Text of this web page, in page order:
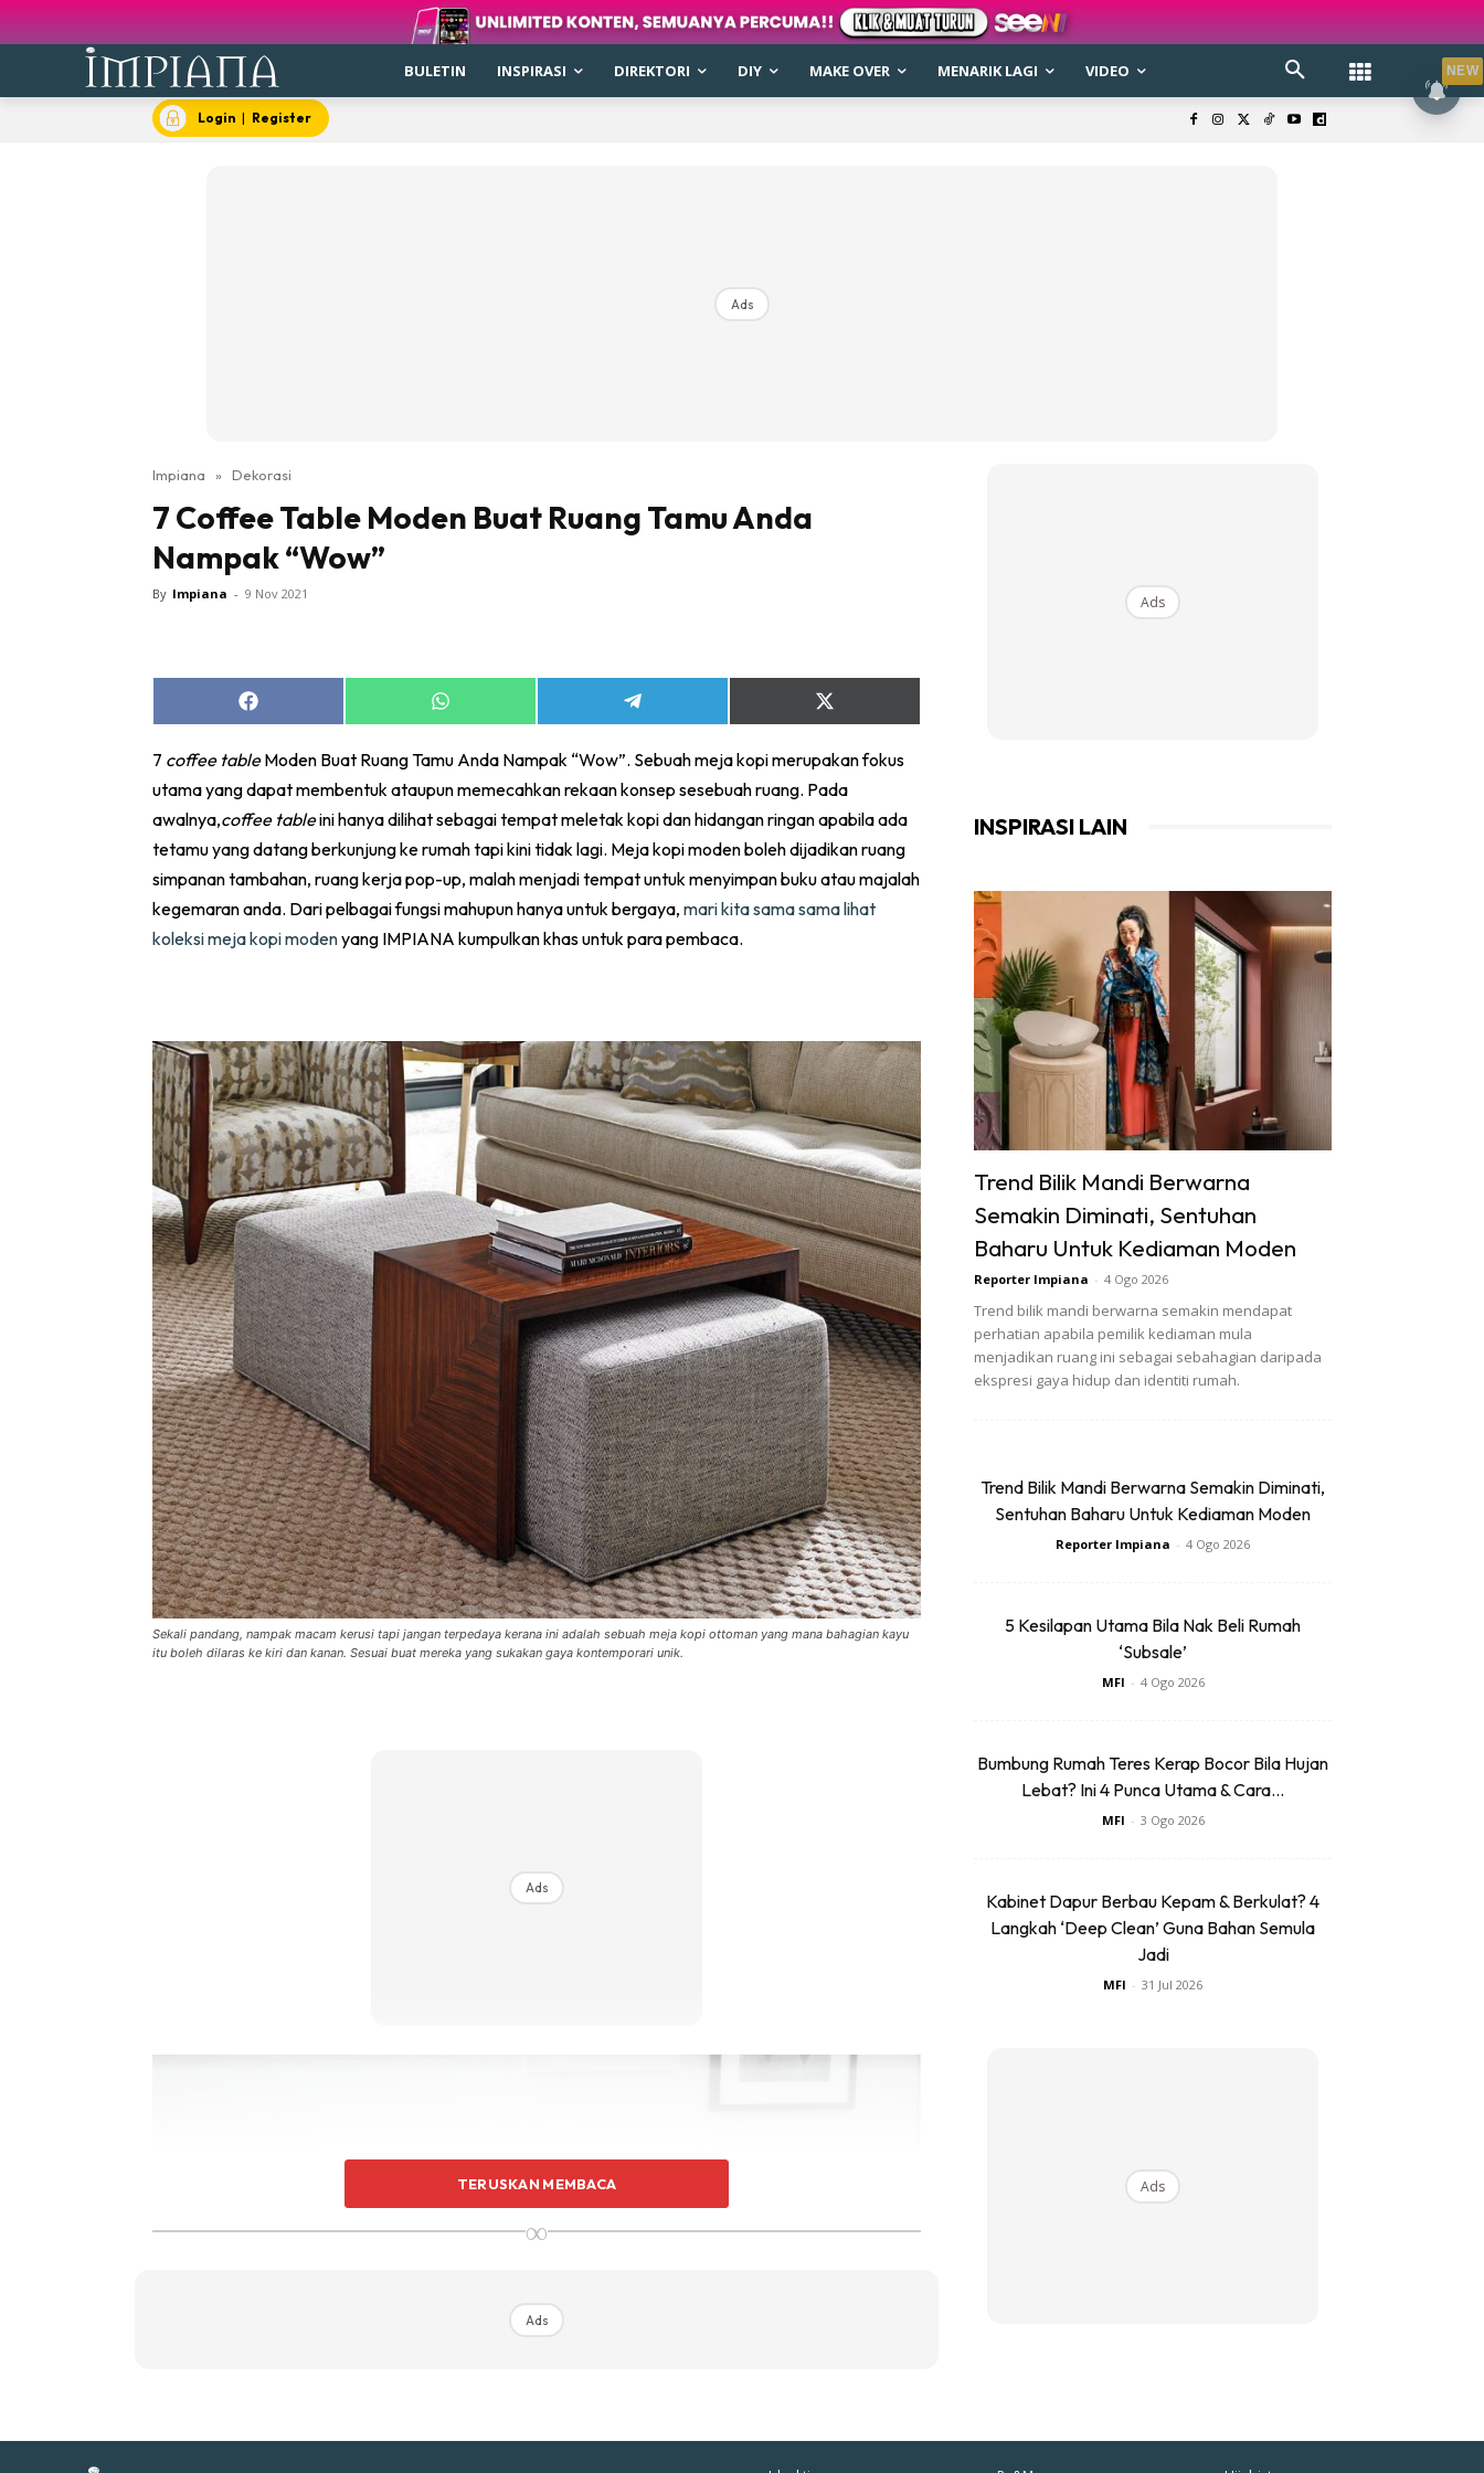
Inspirasi
Bilik Air
Bilik Tidur
Ruang Makan
Ruang Tamu
Direktori
Interior Design
Landskap
DIY
Ruang Makan
Make Over
Bilik Air
Bilik Tidur
Dapur
Ruang Makan
Ruang Tamu
Menarik Lagi
Casa Impiana
Impiana Makeover
Makeover Ruang Selebriti
Destinasi
Hotel
Kafe
Hartanah
High Rise
Landed
Video
Beli Di Mana
Buat Sendiri
Lahar Dekor
BULETIN INSPIRASI DIREKTORI DIY MAKE OVER MENARIK LAGI VIDEO
Login | Register
Ads
Impiana » Dekorasi
7 Coffee Table Moden Buat Ruang Tamu Anda
Nampak “Wow”
By Impiana - 9 Nov 2021
Share
on
Share
on
Share
on
Share
on
(Twitter)
7 coffee tableModen Buat Ruang Tamu Anda Nampak “Wow”. Sebuah meja kopi merupakan fokus
utama yang dapat membentuk ataupun memecahkan rekaan konsep sesebuah ruang. Pada
awalnya,coffee tableini hanya dilihat sebagai tempat meletak kopi dan hidangan ringan apabila ada
tetamu yang datang berkunjung ke rumah tapi kini tidak lagi. Meja kopi moden boleh dijadikan ruang
simpanan tambahan, ruang kerja pop-up, malah menjadi tempat untuk menyimpan buku atau majalah
kegemaran anda. Dari pelbagai fungsi mahupun hanya untuk bergaya, mari kita sama sama lihat
koleksi meja kopi modenyang IMPIANA kumpulkan khas untuk para pembaca.
Sekali pandang, nampak macam kerusi tapi jangan terpedaya kerana ini adalah sebuah meja kopi ottoman yang mana bahagian kayu
itu boleh dilaras ke kiri dan kanan. Sesuai buat mereka yang sukakan gaya kontemporari unik.
Ads
TERUSKAN MEMBACA
∞
Ads
Ads
INSPIRASI LAIN
Trend Bilik Mandi Berwarna
Semakin Diminati, Sentuhan
Baharu Untuk Kediaman Moden
Reporter Impiana - 4 Ogo 2026
Trend bilik mandi berwarna semakin mendapat
perhatian apabila pemilik kediaman mula
menjadikan ruang ini sebagai sebahagian daripada
ekspresi gaya hidup dan identiti rumah.
Trend Bilik Mandi Berwarna Semakin Diminati,
Sentuhan Baharu Untuk Kediaman Moden
Reporter Impiana - 4 Ogo 2026
5 Kesilapan Utama Bila Nak Beli Rumah
‘Subsale’
MFI - 4 Ogo 2026
Bumbung Rumah Teres Kerap Bocor Bila Hujan
Lebat? Ini 4 Punca Utama & Cara...
MFI - 3 Ogo 2026
Kabinet Dapur Berbau Kepam & Berkulat? 4
Langkah ‘Deep Clean’ Guna Bahan Semula
Jadi
MFI - 31 Jul 2026
Ads
NEW